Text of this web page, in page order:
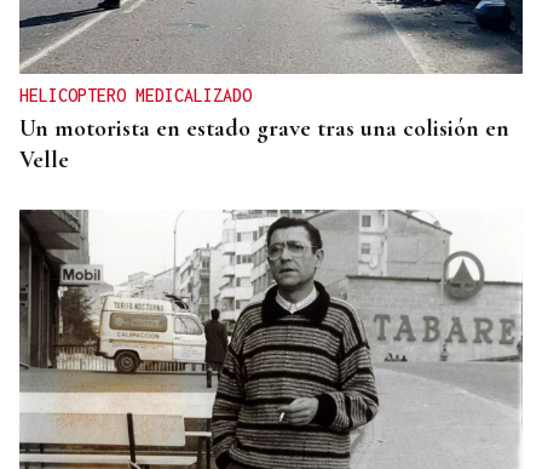
HELICOPTERO MEDICALIZADO
Un motorista en estado grave tras una colisión en
Velle